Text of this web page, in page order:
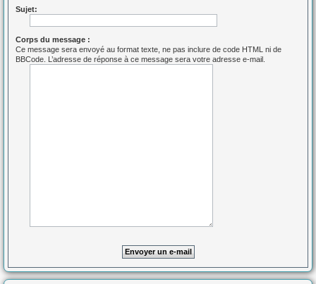
Sujet:
Corps du message :
Ce message sera envoyé au format texte, ne pas inclure de code HTML ni de
BBCode. L’adresse de réponse à ce message sera votre adresse e-mail.